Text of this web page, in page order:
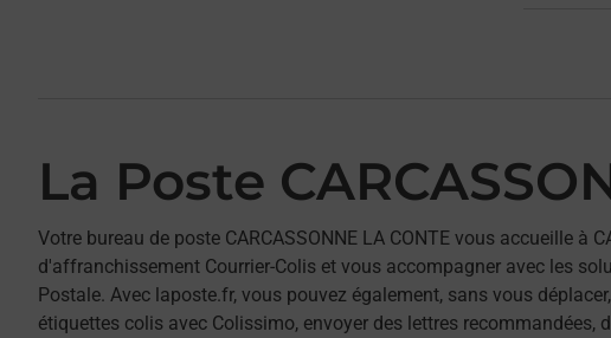
La Poste
Votre bureau de poste CARCASSONNE LA CONTE vous accueille à
d'affranchissement Courrier-Colis et vous accompagner avec les
Postale. Avec laposte.fr, vous pouvez également, sans vous
étiquettes colis avec Colissimo, envoyer des lettres recommandées,